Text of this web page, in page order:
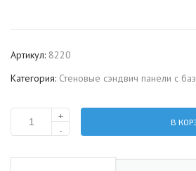
Артикул: 8220
Категория: Стеновые сэндвич панели с
Количество
сэндвич-
+
-
В